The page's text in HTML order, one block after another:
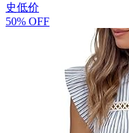
史低价
50% OFF